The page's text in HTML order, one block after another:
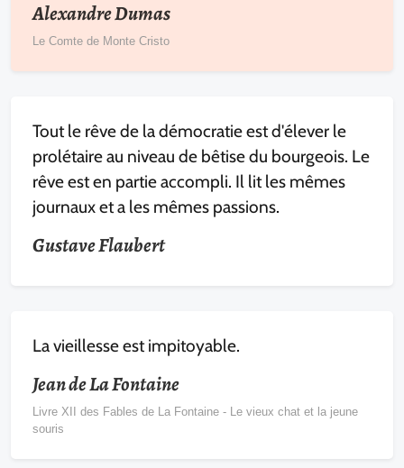
Alexandre Dumas
Le Comte de Monte Cristo
Tout le rêve de la démocratie est d'élever le
prolétaire au niveau de bêtise du bourgeois. Le
rêve est en partie accompli. Il lit les mêmes
journaux et a les mêmes passions.
Gustave Flaubert
La vieillesse est impitoyable.
Jean de La Fontaine
Livre XII des Fables de La Fontaine - Le vieux chat et la jeune
souris